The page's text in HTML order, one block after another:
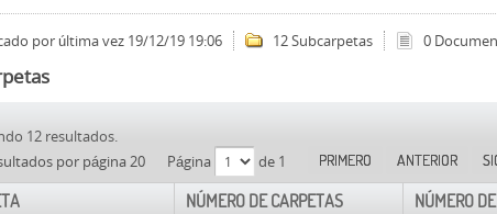
por última vez 19/12/19 19:06 12 Subcarpetas 0
12 resultados.
por página 20
Página de 1 PRIMERO ANTERIOR
NÚMERO DE CARPETAS NÚMERO